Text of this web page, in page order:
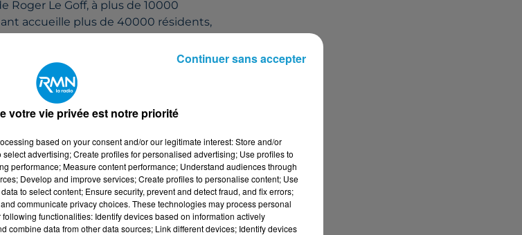
Le Goff, à plus de 10000
accueille plus de 40000 résidents,
le label pavillon bleu pour ses 5
fierté concernant les "ateliers
votre vie privée est notre priorité
based on your consent and/or our legitimate interest: Store and/or
advertising; Create profiles for personalised advertising; Use profiles to
performance; Measure content performance; Understand audiences through
Develop and improve services; Create profiles to personalise content; Use
to select content; Ensure security, prevent and detect fraud, and fix errors;
communicate privacy choices. These technologies may process personal
functionalities: Identify devices based on information actively
combine data from other data sources; Link different devices; Identify devices
Continuer sans accepter